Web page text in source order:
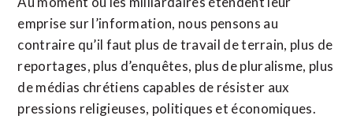
emprise sur l’information, nous pensons au
contraire qu’il faut plus de travail de terrain, plus de
reportages, plus d’enquêtes, plus de pluralisme, plus
de médias chrétiens capables de résister aux
pressions religieuses, politiques et économiques.